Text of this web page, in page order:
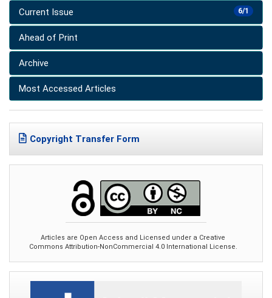
6/1
Current Issue
Ahead of Print
Archive
Most Accessed Articles
Copyright Transfer Form
Articles are Open Access and Licensed under a Creative
Commons Attribution-NonCommercial 4.0 International License.